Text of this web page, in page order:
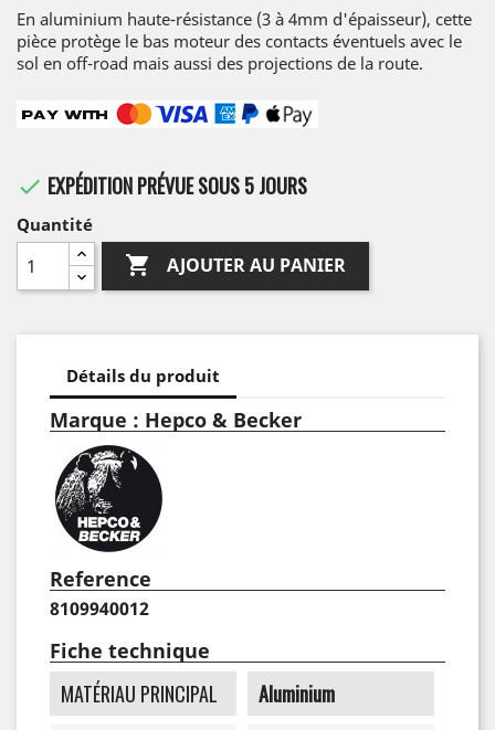
En aluminium haute-résistance (3 à 4mm d'épaisseur), cette
pièce protège le bas moteur des contacts éventuels avec le
sol en off-road mais aussi des projections de la route.
 EXPÉDITION PRÉVUE SOUS 5 JOURS
Quantité
 AJOUTER AU PANIER
Détails du produit
Marque : Hepco & Becker
Reference
8109940012
Fiche technique
MATÉRIAU PRINCIPAL
Aluminium